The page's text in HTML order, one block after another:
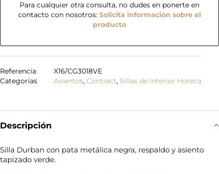
Para cualquier otra consulta, no dudes en ponerte en
contacto con nosotros: Solicita información sobre el
producto
Referencia
X16/CG3018VE
Categorías
Asientos, Contract, Sillas de Interior Horeca
Descripción
Silla Durban con pata metálica negra, respaldo y asiento
tapizado verde.